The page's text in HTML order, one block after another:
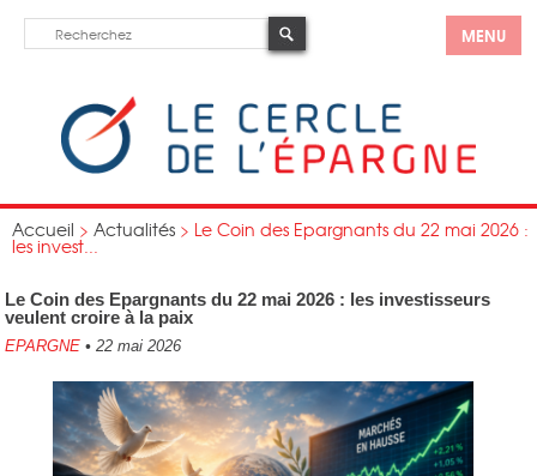
MENU
Accueil > Actualités > Le Coin des Epargnants du 22 mai 2026 :
les invest...
Le Coin des Epargnants du 22 mai 2026 : les investisseurs
veulent croire à la paix
EPARGNE • 22 mai 2026